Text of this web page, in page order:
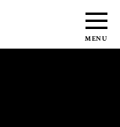
MENU
ロー